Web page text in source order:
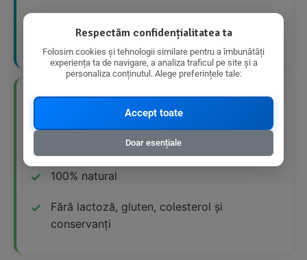
Se poate consuma ca atare, în orice moment al
zilei. A se păstra la frigider după deschidere.
👍 Avantaje Nutriționale
Bogat în probiotice și acizi esențiali
100% natural
Fără lactoză, gluten, colesterol și
conservanți
Respectăm confidențialitatea ta
Folosim cookies și tehnologii similare pentru a îmbunătăți
experiența ta de navigare, a analiza traficul pe site și a
personaliza conținutul. Alege preferințele tale:
Accept toate
Doar esențiale